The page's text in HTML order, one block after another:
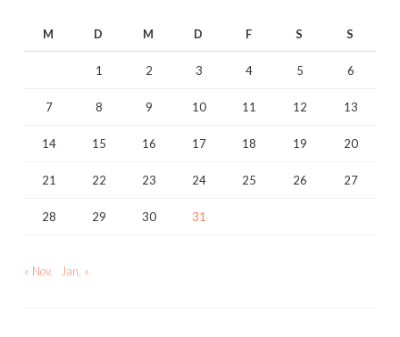
M D M D F S S
1 2 3 4 5 6
7 8 9 10 11 12 13
14 15 16 17 18 19 20
21 22 23 24 25 26 27
28 29 30 31
« Nov. Jan. »